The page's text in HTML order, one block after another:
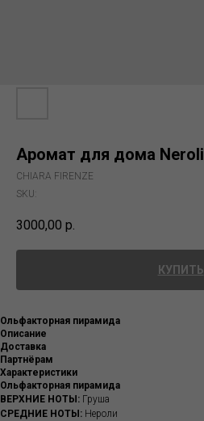
Аромат для дома Neroli
CHIARA FIRENZE
SKU:
3000,00 р.
КУПИТЬ
Ольфакторная пирамида
Описание
Доставка
Партнёрам
Характеристики
Ольфакторная пирамида
ВЕРХНИЕ НОТЫ: Груша
СРЕДНИЕ НОТЫ: Нероли